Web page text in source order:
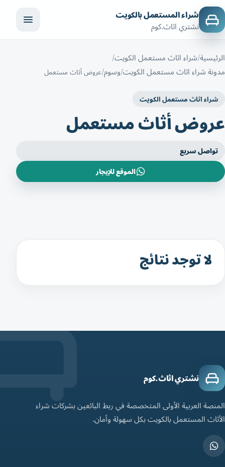
شراء المستعمل بالكويت
نشتري اثاث.كوم
الرئيسية شراء اثاث مستعمل الكويت
مدونة شراء اثاث مستعمل الكويت وسوم عروض أثاث مستعمل
شراء اثاث مستعمل الكويت
عروض أثاث مستعمل
تواصل سريع
الموقع للإيجار
لا توجد نتائج
نشتري اثاث.كوم
المنصة العربية الأولى المتخصصة في ربط البائعين بشركات شراء
الأثاث المستعمل بالكويت بكل سهولة وأمان.